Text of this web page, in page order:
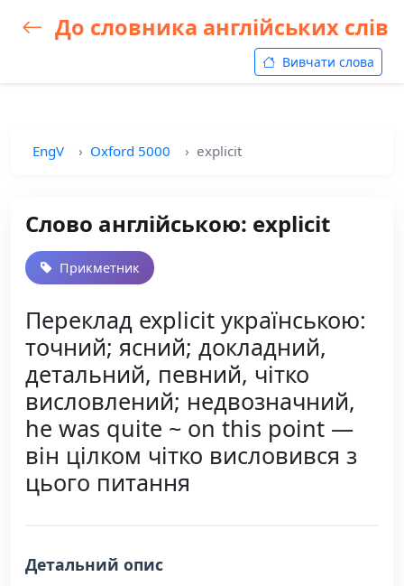
До словника англійських слів
Вивчати слова
EngV Oxford 5000 explicit
Слово англійською: explicit
Прикметник
Переклад explicit українською:
точний; ясний; докладний,
детальний, певний, чітко
висловлений; недвозначний,
he was quite ~ on this point —
він цілком чітко висловився з
цього питання
Детальний опис